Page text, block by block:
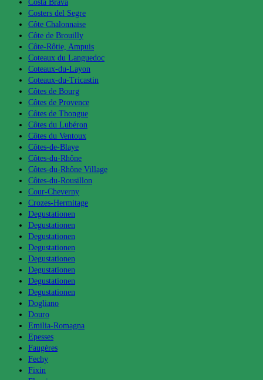
Costa Brava
Costers del Segre
Côte Chalonnaise
Côte de Brouilly
Côte-Rôtie, Ampuis
Coteaux du Languedoc
Coteaux-du-Layon
Coteaux-du-Tricastin
Côtes de Bourg
Côtes de Provence
Côtes de Thongue
Côtes du Lubéron
Côtes du Ventoux
Côtes-de-Blaye
Côtes-du-Rhône
Côtes-du-Rhône Village
Côtes-du-Rousillon
Cour-Cheverny
Crozes-Hermitage
Degustationen
Degustationen
Degustationen
Degustationen
Degustationen
Degustationen
Degustationen
Degustationen
Dogliano
Douro
Emilia-Romagna
Epesses
Faugères
Fechy
Fixin